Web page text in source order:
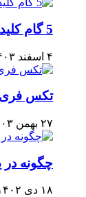
5 گام کلیدی برای صحبت درباره حقوق درخواستی در مصاحبه شغلی
۴ اسفند ۱۴۰۳
تکس فری
۲۷ بهمن ۱۴۰۳
چگونه در یک ماه 2 تا 4
۱۸ دی ۱۴۰۲